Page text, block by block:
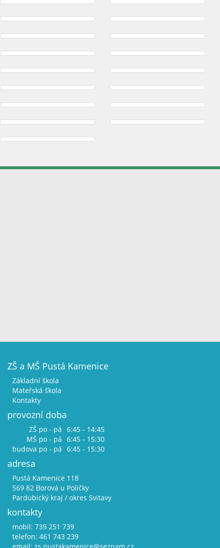
ZŠ a MŠ Pustá Kamenice
Základní škola
Mateřská škola
Kontakty
provozní doba
ZŠ po - pá 6:45 - 14:45
MŠ po - pá 6:45 - 15:30
budova po - pá 6:45 - 15:30
adresa
Pustá Kamenice 118
569 82 Borová u Poličky
Pardubický kraj / okres Svitavy
kontakty
mobil: 739 251 739
telefon: 461 743 239